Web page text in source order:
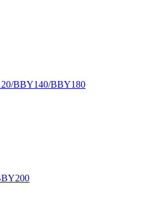
BBY140/BBY180